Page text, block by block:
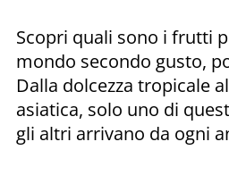
Scopri quali sono i frutti
mondo secondo gusto,
Dalla dolcezza tropicale
asiatica, solo uno di
gli altri arrivano da ogni